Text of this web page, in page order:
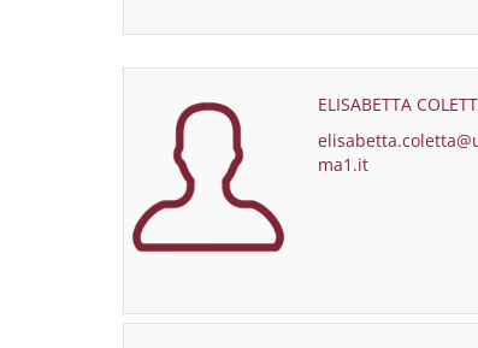
ELISABETTA
ma1.it